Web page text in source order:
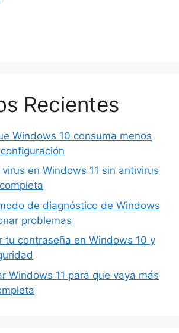
Recientes
Windows 10 consuma menos
en Windows 11 sin antivirus
de diagnóstico de Windows
problemas
tu contraseña en Windows 10 y
Windows 11 para que vaya más